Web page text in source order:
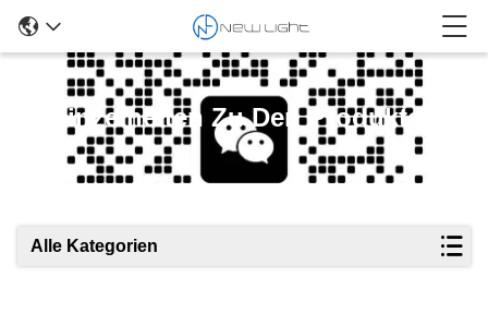
Einzelheiten Zu Den Produkten
Alle Kategorien